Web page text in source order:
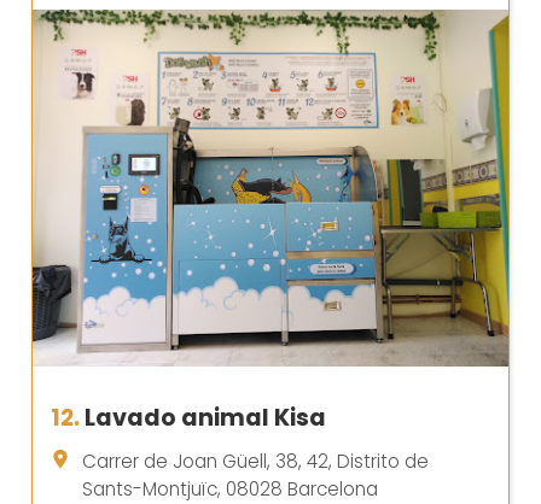
12.Lavado animal Kisa
Carrer de Joan Güell, 38, 42, Distrito de
Sants-Montjuïc, 08028 Barcelona